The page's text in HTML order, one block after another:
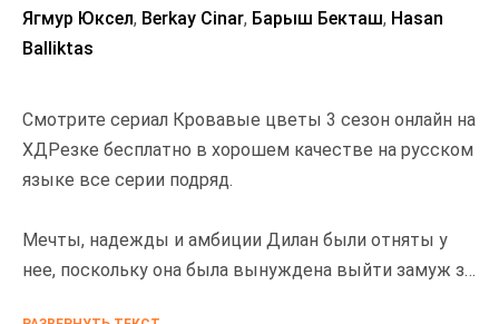
Смотрите сериал Кровавые цветы 3 сезон онлайн на
ХДРезке бесплатно в хорошем качестве на русском
языке все серии подряд.
Мечты, надежды и амбиции Дилан были отняты у
нее, поскольку она была вынуждена выйти замуж за
Ягмур Юксел, Berkay Cinar, Барыш Бекташ, Hasan
Balliktas